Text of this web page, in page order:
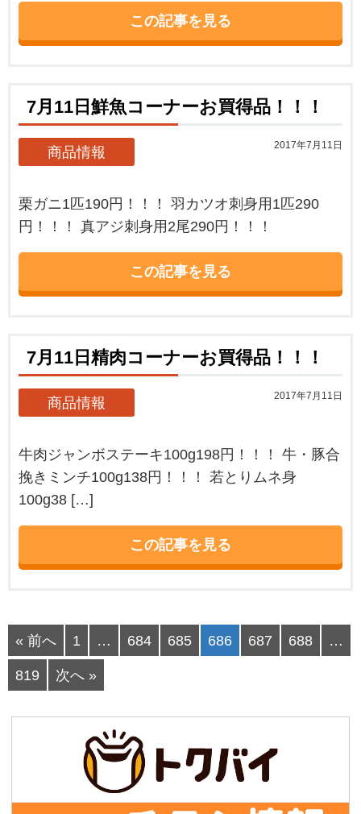
この記事を見る
7月11日鮮魚コーナーお買得品！！！
商品情報 2017年7月11日
栗ガニ1匹190円！！！ 羽カツオ刺身用1匹290
円！！！ 真アジ刺身用2尾290円！！！
この記事を見る
7月11日精肉コーナーお買得品！！！
商品情報 2017年7月11日
牛肉ジャンボステーキ100g198円！！！ 牛・豚合
挽きミンチ100g138円！！！ 若とりムネ身
100g38 […]
この記事を見る
« 前へ 1 … 684 685 686 687 688 …
819 次へ »